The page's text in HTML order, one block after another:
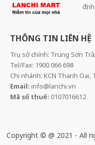
THÔNG TIN LIÊN HỆ
Trụ sở chính: Trung Sơn
Tel/Fax: 1900 066 698
Chi nhánh: KCN Thanh Oai,
Email: info@lanchi.vn
Mã số thuế: 0107016612
Copyright © @ 2021 - All